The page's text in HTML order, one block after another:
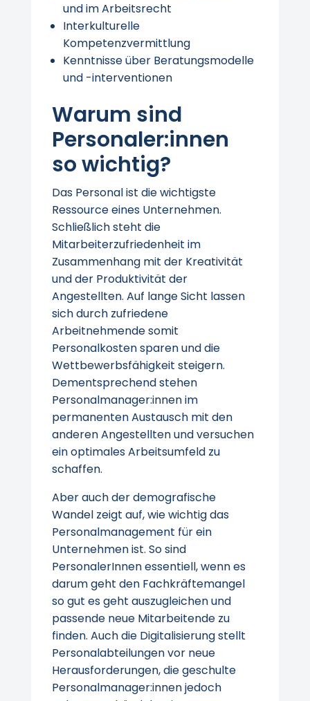
und im Arbeitsrecht
Interkulturelle
Kompetenzvermittlung
Kenntnisse über Beratungsmodelle
und -interventionen
Warum sind
Personaler:innen
so wichtig?
Das Personal ist die wichtigste
Ressource eines Unternehmen.
Schließlich steht die
Mitarbeiterzufriedenheit im
Zusammenhang mit der Kreativität
und der Produktivität der
Angestellten. Auf lange Sicht lassen
sich durch zufriedene
Arbeitnehmende somit
Personalkosten sparen und die
Wettbewerbsfähigkeit steigern.
Dementsprechend stehen
Personalmanager:innen im
permanenten Austausch mit den
anderen Angestellten und versuchen
ein optimales Arbeitsumfeld zu
schaffen.
Aber auch der demografische
Wandel zeigt auf, wie wichtig das
Personalmanagement für ein
Unternehmen ist. So sind
PersonalerInnen essentiell, wenn es
darum geht den Fachkräftemangel
so gut es geht auszugleichen und
passende neue Mitarbeitende zu
finden. Auch die Digitalisierung stellt
Personalabteilungen vor neue
Herausforderungen, die geschulte
Personalmanager:innen jedoch